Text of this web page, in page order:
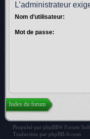
L’administrateur
Nom d’utilisateur:
Mot de passe:
Index du forum
Propulsé par phpBB® Forum
Traduction par phpBB-fr.com